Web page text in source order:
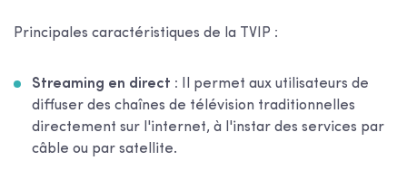
Principales caractéristiques de la TVIP :
Streaming en direct : Il permet aux utilisateurs de
diffuser des chaînes de télévision traditionnelles
directement sur l'internet, à l'instar des services par
câble ou par satellite.